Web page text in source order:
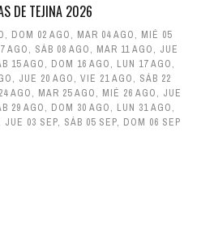
DE TEJINA 2026
, DOM 02 AGO, MAR 04 AGO, MIÉ 05
AGO, SÁB 08 AGO, MAR 11 AGO, JUE
15 AGO, DOM 16 AGO, LUN 17 AGO,
, JUE 20 AGO, VIE 21 AGO, SÁB 22
AGO, MAR 25 AGO, MIÉ 26 AGO, JUE
29 AGO, DOM 30 AGO, LUN 31 AGO,
JUE 03 SEP, SÁB 05 SEP, DOM 06 SEP